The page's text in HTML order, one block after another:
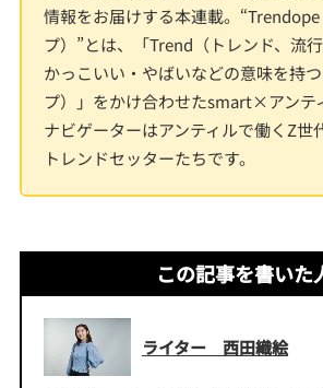
情報をお届けする本連載。
プ）”とは、「Trend（トレンド、流
かっこいい・やばいなどの意味を持
プ）」をかけ合わせたsmart×アンテ
ナビゲーターはアンティルで働くZ世
トレンドセッターたちです。
この記事を書いた
ライター 西田織絵